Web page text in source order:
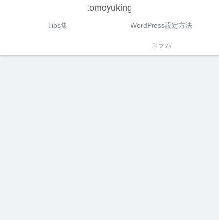
tomoyuking
Tips集 WordPress設定方法
コラム